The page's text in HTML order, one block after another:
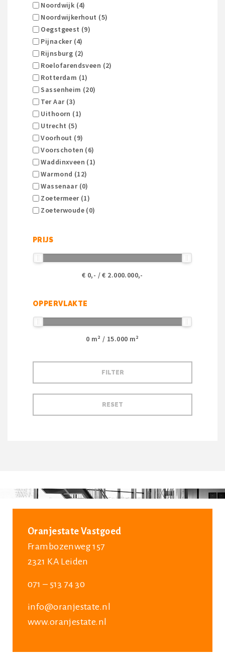
Noordwijk (4)
Noordwijkerhout (5)
Oegstgeest (9)
Pijnacker (4)
Rijnsburg (2)
Roelofarendsveen (2)
Rotterdam (1)
Sassenheim (20)
Ter Aar (3)
Uithoorn (1)
Utrecht (5)
Voorhout (9)
Voorschoten (6)
Waddinxveen (1)
Warmond (12)
Wassenaar (0)
Zoetermeer (1)
Zoeterwoude (0)
PRIJS
€ 0,- / € 2.000.000,-
OPPERVLAKTE
0 m² / 15.000 m²
Oranjestate Vastgoed
Frambozenweg 157
2321 KA Leiden
071 – 513 74 30
info@oranjestate.nl
www.oranjestate.nl